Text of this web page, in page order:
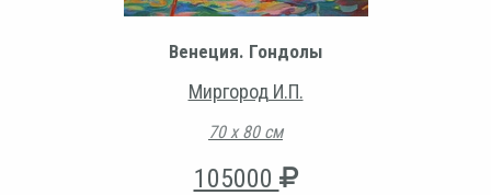
Венеция. Гондолы
Миргород И.П.
70 х 80 см
105000